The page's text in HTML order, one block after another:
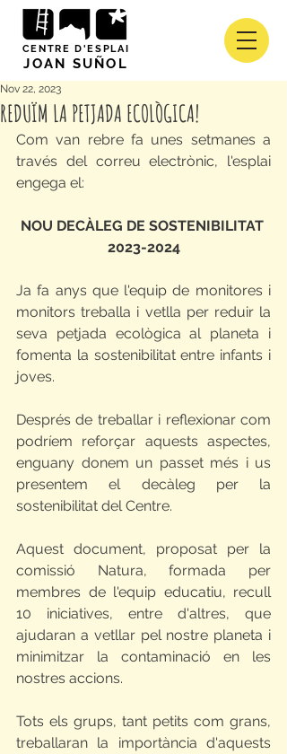
CENTRE D'ESPLAI
JOAN SUÑOL
REDUÏM LA PETJADA ECOLÒGICA!
Nov 22, 2023
Com van rebre fa unes setmanes a
través del correu electrònic, l'esplai
engega el:
NOU DECÀLEG DE SOSTENIBILITAT
2023-2024
Ja fa anys que l'equip de monitores i
monitors treballa i vetlla per reduir la
seva petjada ecològica al planeta i
fomenta la sostenibilitat entre infants i
joves.
Després de treballar i reflexionar com
podríem reforçar aquests aspectes,
enguany donem un passet més i us
presentem el decàleg per la
sostenibilitat del Centre.
Aquest document, proposat per la
comissió Natura, formada per
membres de l'equip educatiu, recull
10 iniciatives, entre d'altres, que
ajudaran a vetllar pel nostre planeta i
minimitzar la contaminació en les
nostres accions.
Tots els grups, tant petits com grans,
treballaran la importància d'aquests